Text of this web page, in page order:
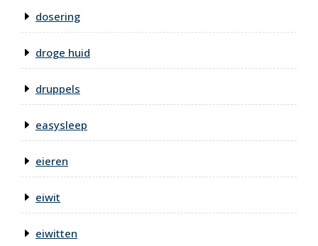
dosering
droge huid
druppels
easysleep
eieren
eiwit
eiwitten